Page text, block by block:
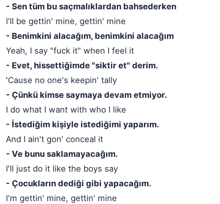
- Sen tüm bu saçmalıklardan bahsederken
I'll be gettin' mine, gettin' mine
- Benimkini alacağım, benimkini alacağım
Yeah, I say "fuck it" when I feel it
- Evet, hissettiğimde "siktir et" derim.
'Cause no one's keepin' tally
- Çünkü kimse saymaya devam etmiyor.
I do what I want with who I like
- İstediğim kişiyle istediğimi yaparım.
And I ain't gon' conceal it
- Ve bunu saklamayacağım.
I'll just do it like the boys say
- Çocukların dediği gibi yapacağım.
I'm gettin' mine, gettin' mine